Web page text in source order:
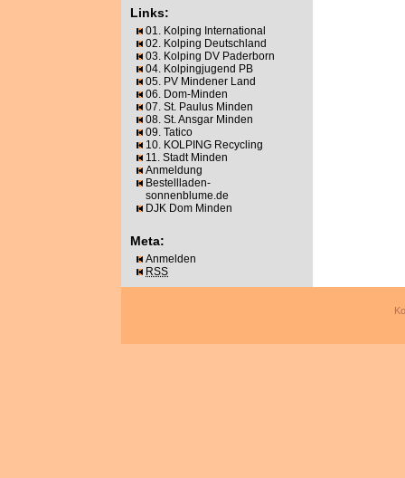
Links:
01. Kolping International
02. Kolping Deutschland
03. Kolping DV Paderborn
04. Kolpingjugend PB
05. PV Mindener Land
06. Dom-Minden
07. St. Paulus Minden
08. St. Ansgar Minden
09. Tatico
10. KOLPING Recycling
11. Stadt Minden
Anmeldung
Bestellladen-
sonnenblume.de
DJK Dom Minden
Meta:
Anmelden
RSS